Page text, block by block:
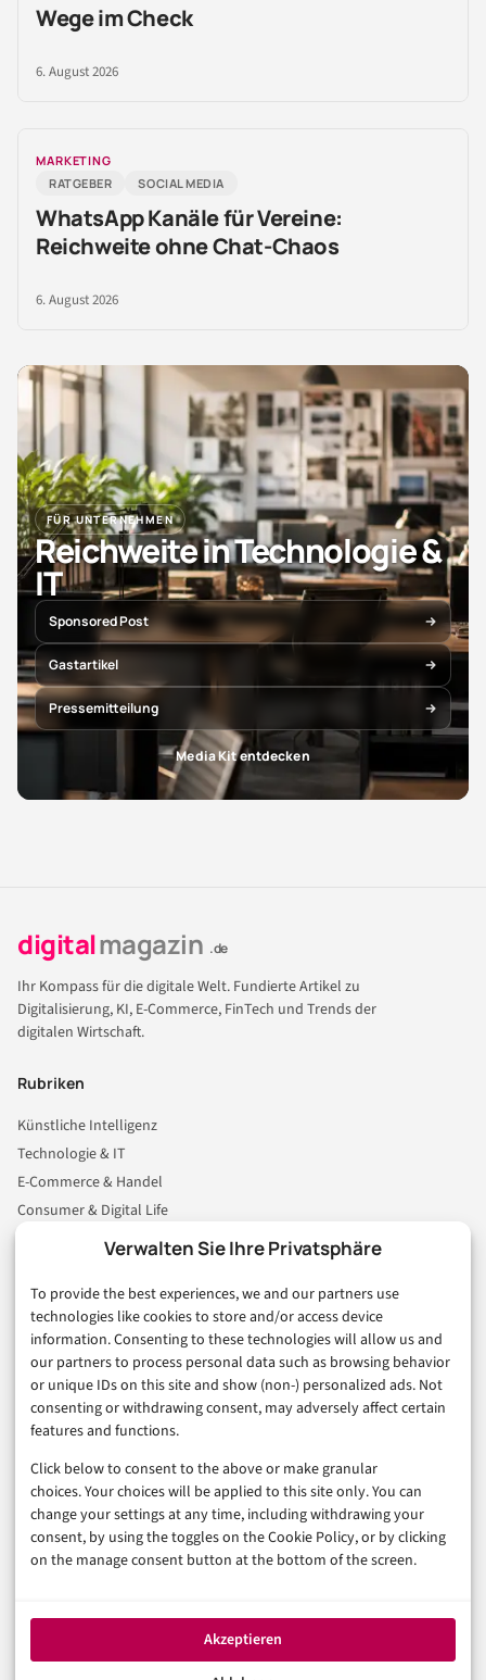
Verwalten Sie Ihre Privatsphäre
To provide the best experiences, we and our partners use
technologies like cookies to store and/or access device
information. Consenting to these technologies will allow us and
our partners to process personal data such as browsing behavior
or unique IDs on this site and show (non-) personalized ads. Not
consenting or withdrawing consent, may adversely affect certain
features and functions.
Click below to consent to the above or make granular
choices. Your choices will be applied to this site only. You can
change your settings at any time, including withdrawing your
consent, by using the toggles on the Cookie Policy, or by clicking
on the manage consent button at the bottom of the screen.
Akzeptieren
Wege im Check
6. August 2026
MARKETING
RATGEBER
SOCIAL MEDIA
WhatsApp Kanäle für Vereine:
Reichweite ohne Chat-Chaos
6. August 2026
FÜR UNTERNEHMEN
Reichweite in Technologie &
IT
Sponsored Post
Gastartikel
Pressemitteilung
Media Kit entdecken
digitalmagazin .de
Ihr Kompass für die digitale Welt. Fundierte Artikel zu
Digitalisierung, KI, E-Commerce, FinTech und Trends der
digitalen Wirtschaft.
Rubriken
Künstliche Intelligenz
Technologie & IT
E-Commerce & Handel
Consumer & Digital Life
Business & Karriere
Sicherheit & Recht
Digitalisierung
Marketing
Magazin
Unsere Redaktion
Werbeformate & Media Kit
Rechtliches
Datenschutzerklärung (EU)
Cookie-Richtlinie (EU)